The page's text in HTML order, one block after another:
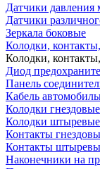
Датчики давления
Датчики
Зеркала боковые
Колодки,
Колодки,
Диод
Панель
Кабель
Колодки гнездовые
Колодки штыревые
Контакты
Контакты
Наконечники на